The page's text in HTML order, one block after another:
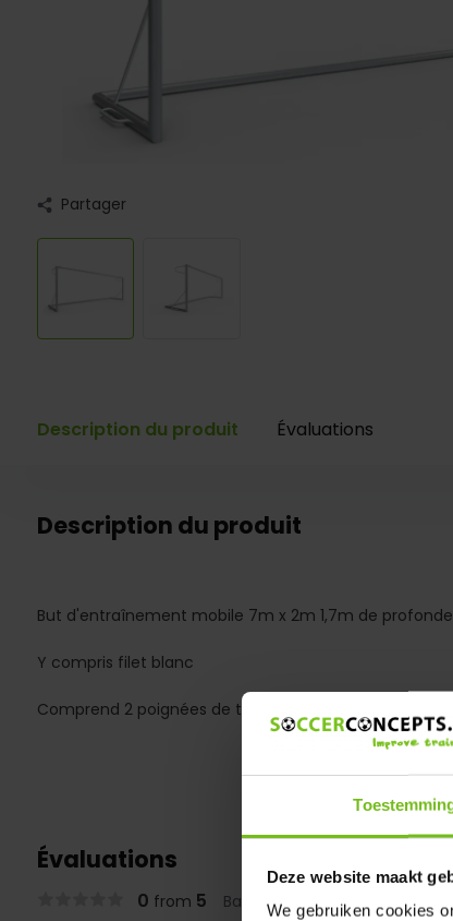
Deze website maakt
We gebruiken cookies
Partager
Description du produit Évaluations
Description du produit
But d'entraînement mobile 7m x 2m 1,7m de
Y compris filet blanc
Comprend 2 poignées de transport en standard
Évaluations
0 from 5 Based on 0 reviews